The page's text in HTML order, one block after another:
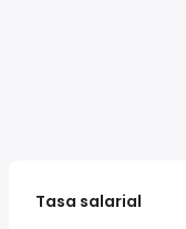
Tasa salarial